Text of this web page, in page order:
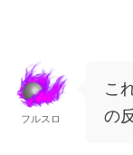
フルスロ
こ
の